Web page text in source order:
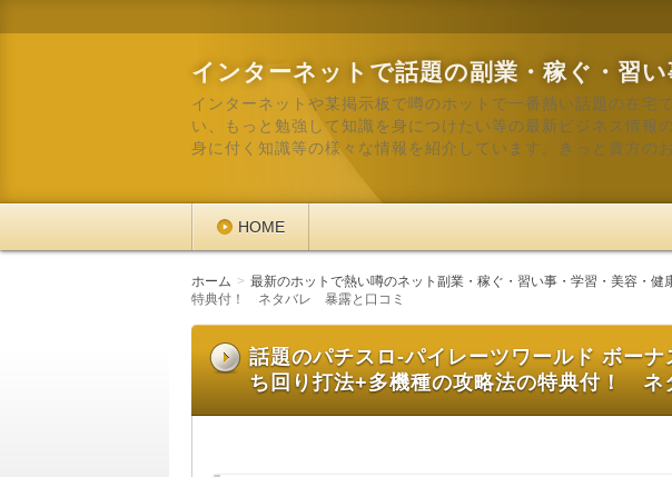
インターネットで話題の副業・稼ぐ・習
インターネットや某掲示板で噂のホットで一番熱い話題の在宅
い、もっと勉強して知識を身につけたい等の最新ビジネス情
身に付く知識等の様々な情報を紹介しています。きっと貴方の
HOME
ホーム 最新のホットで熱い噂のネット副業・稼ぐ・習い事・学習・美容・健
特典付！ ネタバレ 暴露と口コミ
話題のパチスロ-パイレーツワールド ボー
ち回り打法+多機種の攻略法の特典付！